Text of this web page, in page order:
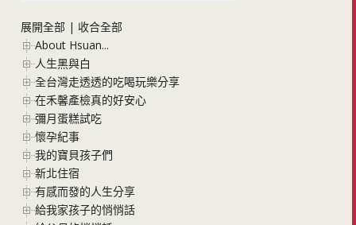
展開全部 | 收合全部
About Hsuan...
人生黑與白
全台灣走透透的吃喝玩樂分享
在禾馨產檢真的好安心
彌月蛋糕試吃
懷孕紀事
我的寶貝孩子們
新北住宿
有感而發的人生分享
給我家孩子的悄悄話